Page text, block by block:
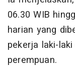
06.30 WIB
harian yang
pekerja laki-
perempuan.